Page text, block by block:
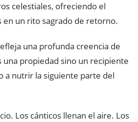
celestiales, ofreciendo el
en un rito sagrado de retorno.
una profunda creencia de
una propiedad sino un recipiente
a nutrir la siguiente parte del
Los cánticos llenan el aire. Los